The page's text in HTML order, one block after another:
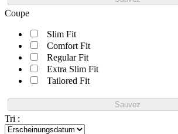
Coupe
Slim Fit
Comfort Fit
Regular Fit
Extra Slim Fit
Tailored Fit
Sauvez
Tri :